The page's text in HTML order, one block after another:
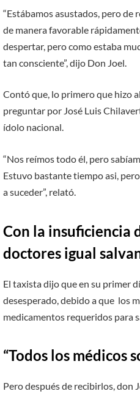
“Estábamos asustados, pero de
de manera favorable
despertar, pero como estaba
tan consciente”, dijo Don Joel.
Contó que, lo primero que hizo
preguntar por José Luis
ídolo nacional.
“Nos reímos todo él, pero
Estuvo bastante tiempo asi,
a suceder”, relató.
Con la insuficiencia
doctores igual
El taxista dijo que en su primer
desesperado, debido a que los
medicamentos requeridos para
“Todos los médicos
Pero después de recibirlos, don